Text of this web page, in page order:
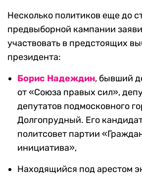
Несколько политиков еще до
предвыборной кампании
участвовать в предстоящих
президента:
Борис Надеждин, бывший
от «Союза правых сил»,
депутатов подмосковного
Долгопрудный. Его
политсовет партии
инициатива»,
Находящийся под арестом